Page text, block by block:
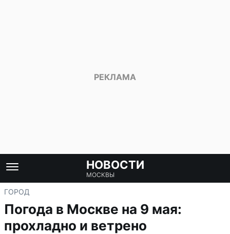
НОВОСТИ
МОСКВЫ
ГОРОД
Погода в Москве на 9 мая:
прохладно и ветрено